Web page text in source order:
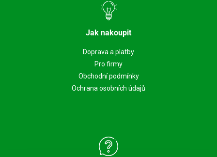
Jak nakoupit
Doprava a platby
Pro firmy
Obchodní podmínky
Ochrana osobních údajů